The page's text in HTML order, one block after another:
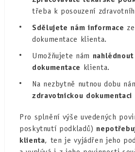
třeba k posouzení
Sdělujete nám informace
dokumentace klienta.
Umožňujete nám
dokumentace klienta.
Na nezbytně nutnou dobu
zdravotnickou dokumentaci
Pro splnění výše uvedených
poskytnutí podkladů)
klienta, ten je vyjádřen jeho